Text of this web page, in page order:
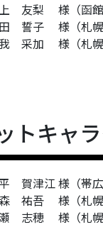
友梨 様（函館
誓子 様（札幌
采加 様（札幌
トキャ
賀津江 様（帯広
祐吾 様（札幌
志穂 様（札幌